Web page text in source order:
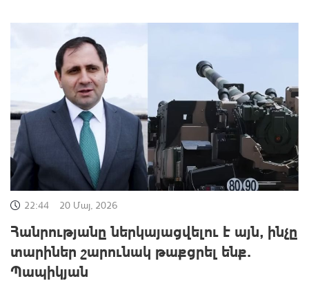
22:44 20 Մայ, 2026
Հանրությանը ներկայացվելու է այն, ինչը
տարիներ շարունակ թաքցրել ենք․
Պապիկյան